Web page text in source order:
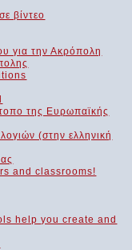
βίντεο
για την Ακρόπολη
της Ευρωπαϊκής
(στην ελληνική
and classrooms!
help you create and